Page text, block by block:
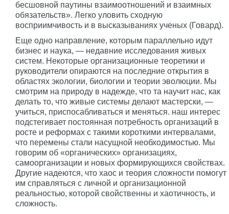
бесшовной паутины взаимоотношений и взаимных
обязательств». Легко уловить сходную
восприимчивость и в высказываниях ученых (Говард).
Еще одно направление, которым параллельно идут
бизнес и наука, — недавние исследования живых
систем. Некоторые организационные теоретики и
руководители опираются на последние открытия в
областях экологии, биологии и теории эволюции. Мы
смотрим на природу в надежде, что та научит нас, как
делать то, что живые системы делают мастерски, —
учиться, приспосабливаться и меняться. наш интерес
подстегивает постоянная потребность организаций в
росте и реформах с такими короткими интервалами,
что перемены стали насущной необходимостью. Мы
говорим об «органических» организациях,
самоорганизации и новых формирующихся свойствах.
Другие надеются, что хаос и теория сложности помогут
им справляться с личной и организационной
реальностью, которой свойственны и хаотичность, и
сложность.